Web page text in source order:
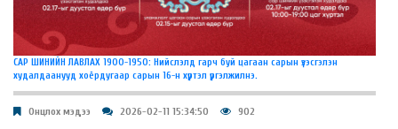
САР ШИНИЙН ЛАВЛАХ 1900-1950: Нийслэлд гарч буй цагаан сарын үзэсгэлэн
худалдаанууд хоёрдугаар сарын 16-н хүртэл үргэлжилнэ.
Онцлох мэдээ 2026-02-11 15:34:50 902